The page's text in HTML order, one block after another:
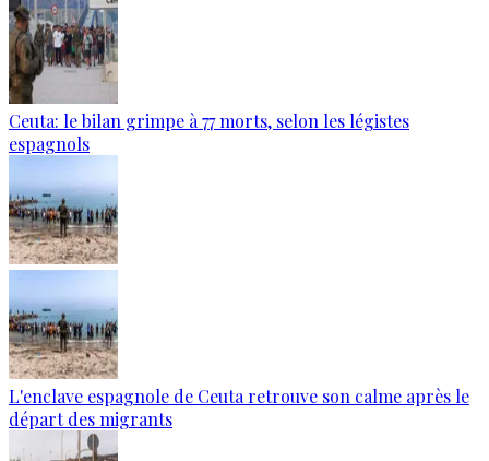
Ceuta: le bilan grimpe à 77 morts, selon les légistes
espagnols
L'enclave espagnole de Ceuta retrouve son calme après le
départ des migrants